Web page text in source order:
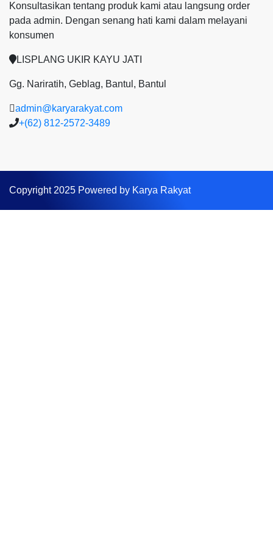
Konsultasikan tentang produk kami atau langsung order
pada admin. Dengan senang hati kami dalam melayani
konsumen
LISPLANG UKIR KAYU JATI
Gg. Nariratih, Geblag, Bantul, Bantul
admin@karyarakyat.com
+(62) 812-2572-3489
Copyright 2025 Powered by Karya Rakyat